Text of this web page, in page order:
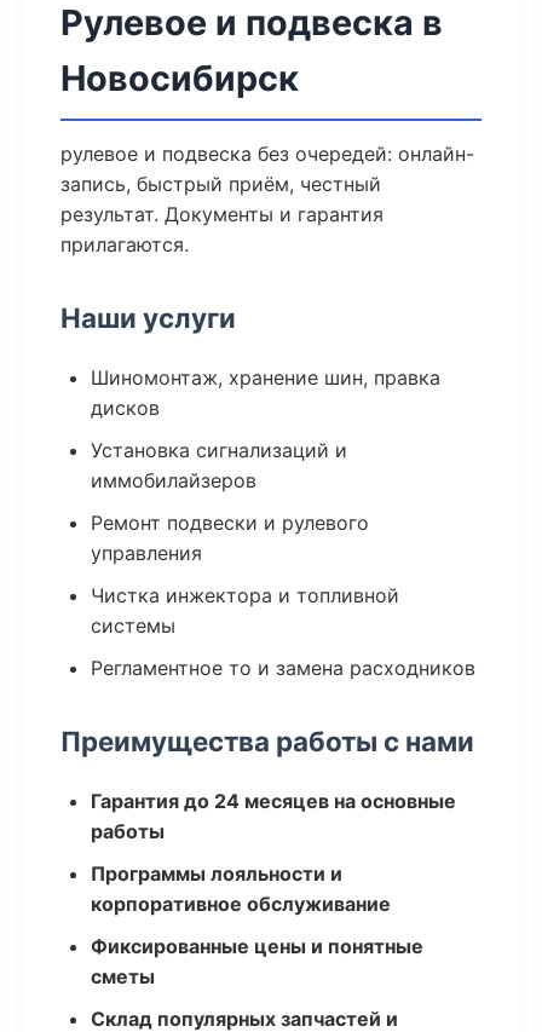
Рулевое и подвеска в
Новосибирск
рулевое и подвеска без очередей: онлайн-
запись, быстрый приём, честный
результат. Документы и гарантия
прилагаются.
Наши услуги
Шиномонтаж, хранение шин, правка
дисков
Установка сигнализаций и
иммобилайзеров
Ремонт подвески и рулевого
управления
Чистка инжектора и топливной
системы
Регламентное то и замена расходников
Преимущества работы с нами
Гарантия до 24 месяцев на основные
работы
Программы лояльности и
корпоративное обслуживание
Фиксированные цены и понятные
сметы
Склад популярных запчастей и